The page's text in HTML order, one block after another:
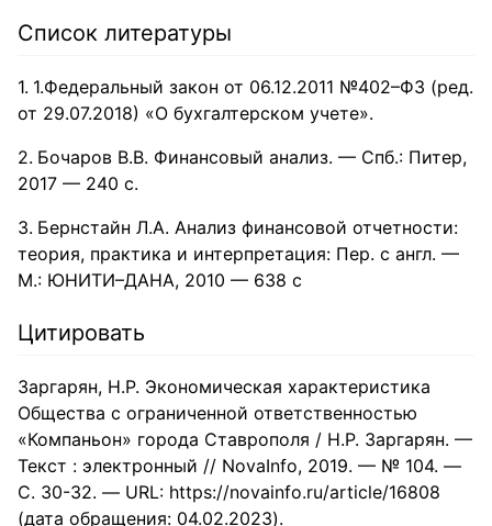
Список литературы
1.Федеральный закон от 06.12.2011 №402–ФЗ (ред.
от 29.07.2018) «О бухгалтерском учете».
Бочаров В.В. Финансовый анализ. — Спб.: Питер,
2017 — 240 с.
Бернстайн Л.А. Анализ финансовой отчетности:
теория, практика и интерпретация: Пер. с англ. —
М.: ЮНИТИ–ДАНА, 2010 — 638 с
Цитировать
Заргарян, Н.Р. Экономическая характеристика
Общества с ограниченной ответственностью
«Компаньон» города Ставрополя / Н.Р. Заргарян. —
Текст : электронный // NovaInfo, 2019. — № 104. —
С. 30-32. — URL: https://novainfo.ru/article/16808
(дата обращения: 04.02.2023).